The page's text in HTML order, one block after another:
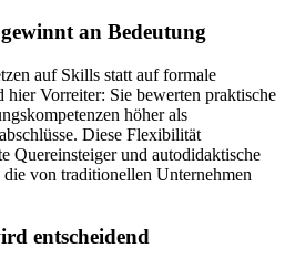
an Bedeutung
auf Skills statt auf formale
Vorreiter: Sie bewerten praktische
höher als
Diese Flexibilität
Quereinsteiger und autodidaktische
von traditionellen Unternehmen
entscheidend